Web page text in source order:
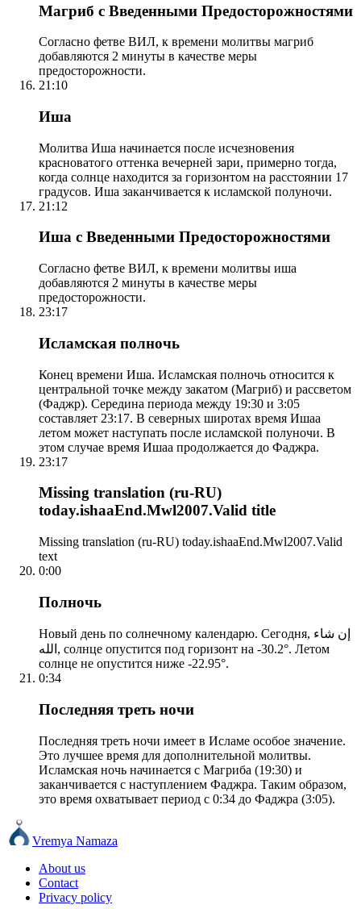
Магриб с Введенными Предосторожностями
Согласно фетве ВИЛ, к времени молитвы магриб
добавляются 2 минуты в качестве меры
предосторожности.
21:10
Иша
Молитва Иша начинается после исчезновения
красноватого оттенка вечерней зари, примерно тогда,
когда солнце находится за горизонтом на расстоянии 17
градусов. Иша заканчивается к исламской полуночи.
21:12
Иша с Введенными Предосторожностями
Согласно фетве ВИЛ, к времени молитвы иша
добавляются 2 минуты в качестве меры
предосторожности.
23:17
Исламская полночь
Конец времени Иша. Исламская полночь относится к
центральной точке между закатом (Магриб) и рассветом
(Фаджр). Середина периода между 19:30 и 3:05
составляет 23:17. В северных широтах время Ишаа
летом может наступать после исламской полуночи. В
этом случае время Ишаа продолжается до Фаджра.
23:17
Missing translation (ru-RU)
today.ishaaEnd.Mwl2007.Valid title
Missing translation (ru-RU) today.ishaaEnd.Mwl2007.Valid
text
0:00
Полночь
Новый день по солнечному календарю. Сегодня, إن شاء
الله, солнце опустится под горизонт на -30.2°. Летом
солнце не опустится ниже -22.95°.
0:34
Последняя треть ночи
Последняя треть ночи имеет в Исламе особое значение.
Это лучшее время для дополнительной молитвы.
Исламская ночь начинается с Магриба (19:30) и
заканчивается с наступлением Фаджра. Таким образом,
это время охватывает период с 0:34 до Фаджра (3:05).
Vremya Namaza
About us
Contact
Privacy policy